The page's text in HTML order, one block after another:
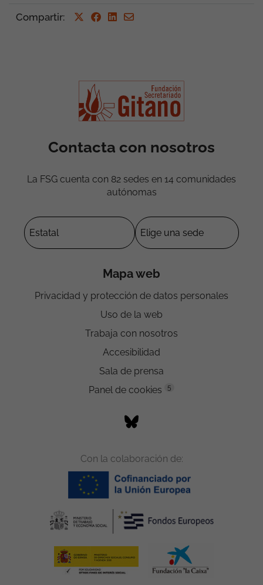
Compartir:
Contacta con nosotros
La FSG cuenta con 82 sedes en 14 comunidades
autónomas
Mapa web
Privacidad y protección de datos personales
Uso de la web
Trabaja con nosotros
Accesibilidad
Sala de prensa
Panel de cookies
5
Con la colaboración de: